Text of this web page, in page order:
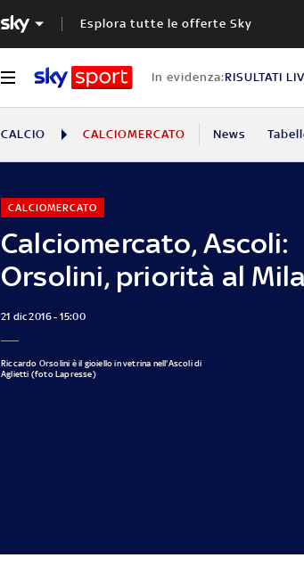
Esplora tutte le offerte Sky
In evidenza:RISULTATI
CALCIO CALCIOMERCATO News
Calciomercato, Ascoli:
Orsolini, priorità al
CALCIOMERCATO
21 dic 2016 - 15:00
Riccardo Orsolini è il gioiello in vetrina nell'Ascoli di
Aglietti (foto Lapresse)